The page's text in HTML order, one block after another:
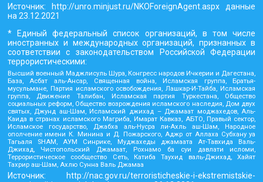
Источник: http://unro.minjust.ru/NKOForeignAgent.aspx данные
на 23.12.2021
* Единый федеральный список организаций, в том числе
иностранных и международных организаций, признанных в
соответствии с законодательством Российской Федерации
террористическими:
Высший военный Маджлисуль Шура, Конгресс народов Ичкерии и Дагестана,
База, Асбат аль-Ансар, Священная война, Исламская группа, Братья-
мусульмане, Партия исламского освобождения, Лашкар-И-Тайба, Исламская
группа, Движение Талибан, Исламская партия Туркестана, Общество
социальных реформ, Общество возрождения исламского наследия, Дом двух
святых, Джунд аш-Шам, Исламский джихад – Джамаат моджахедов, Аль-
Каида в странах исламского Магриба, Имарат Кавказ, АБТО, Правый сектор,
Исламское государство, Джабха аль-Нусра ли-Ахль аш-Шам, Народное
ополчение имени К. Минина и Д. Пожарского, Аджр от Аллаха Субхану уа
Тагьаля SHAM, АУМ Синрике, Муджахеды джамаата Ат-Тавхида Валь-
Джихад, Чистопольский Джамаат, Рохнамо ба суи давлати исломи,
Террористическое сообщество Сеть, Катиба Таухид валь-Джихад, Хайят
Тахрир аш-Шам, Ахлю Сунна Валь Джамаа
Источник: http://nac.gov.ru/terroristicheskie-i-ekstremistskie-